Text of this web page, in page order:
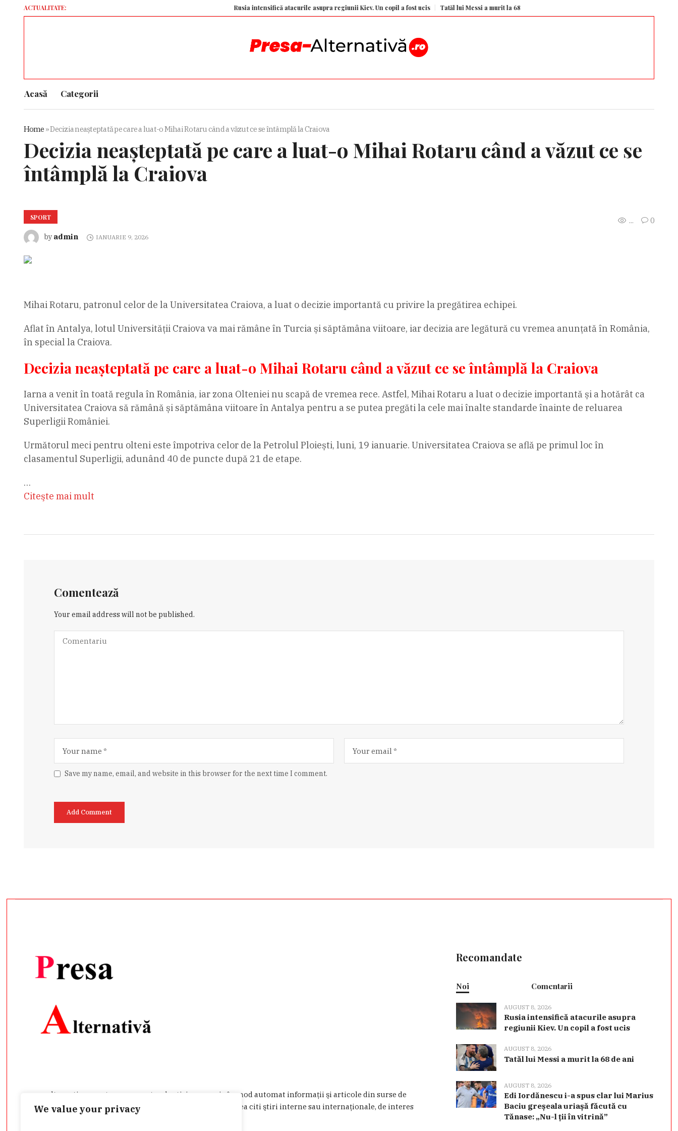
We value your privacy
ACTUALITATE: Rusia intensifică atacurile asupra regiunii Kiev. Un copil a fost ucis Tatăl lui Messi a murit la 68 de ani
Acasă Categorii
Home »Decizia neașteptată pe care a luat-o Mihai Rotaru când a văzut ce se întâmplă la Craiova
Decizia neașteptată pe care a luat-o Mihai Rotaru când a văzut ce se
întâmplă la Craiova
SPORT ...
0
by admin IANUARIE 9, 2026
Mihai Rotaru, patronul celor de la Universitatea Craiova, a luat o decizie importantă cu privire la pregătirea echipei.
Aflat în Antalya, lotul Universității Craiova va mai rămâne în Turcia și săptămâna viitoare, iar decizia are legătură cu vremea anunțată în România,
în special la Craiova.
Decizia neașteptată pe care a luat-o Mihai Rotaru când a văzut ce se întâmplă la Craiova
Iarna a venit în toată regula în România, iar zona Olteniei nu scapă de vremea rece. Astfel, Mihai Rotaru a luat o decizie importantă și a hotărât ca
Universitatea Craiova să rămână și săptămâna viitoare în Antalya pentru a se putea pregăti la cele mai înalte standarde înainte de reluarea
Superligii României.
Următorul meci pentru olteni este împotriva celor de la Petrolul Ploiești, luni, 19 ianuarie. Universitatea Craiova se află pe primul loc în
clasamentul Superligii, adunând 40 de puncte după 21 de etape.
…
Citeşte mai mult
Comentează
Your email address will not be published.
Save my name, email, and website in this browser for the next time I comment.
presa-alternativa.ro este un agregator de ştiri care preia în mod automat informaţii şi articole din surse de
încredere pe care le aduce în atenţia publicului. Aici veţi putea citi ştiri interne sau internaţionale, de interes
Recomandate
Noi Comentarii
AUGUST 8, 2026
Rusia intensifică atacurile asupra
regiunii Kiev. Un copil a fost ucis
AUGUST 8, 2026
Tatăl lui Messi a murit la 68 de ani
AUGUST 8, 2026
Edi Iordănescu i-a spus clar lui Marius
Baciu greșeala uriașă făcută cu
Tănase: „Nu-l ții în vitrină”